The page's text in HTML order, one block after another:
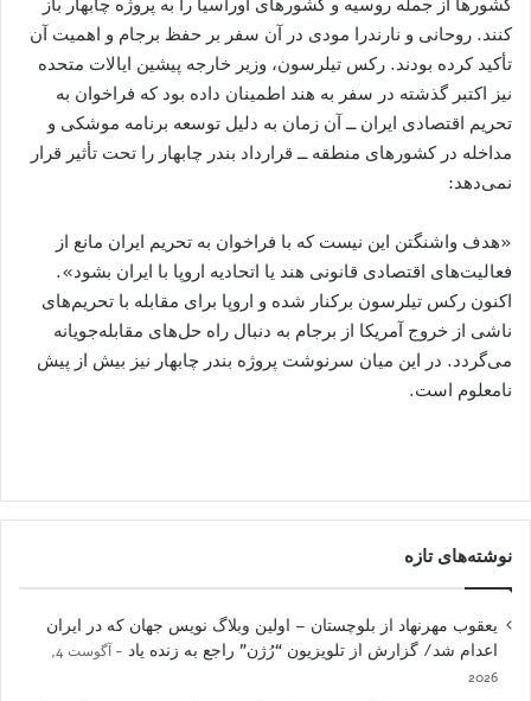
کنند. روحانی و نارندرا مودی در آن سفر بر حفظ برجام و اهمیت آن
تأکید کرده بودند. رکس تیلرسون، وزیر خارجه پیشین ایالات متحده
نیز اکتبر گذشته در سفر به هند اطمینان داده بود که فراخوان به
تحریم اقتصادی ایران ــ آن زمان به دلیل توسعه برنامه موشکی و
مداخله در کشورهای منطقه ــ قرارداد بندر چابهار را تحت تأثیر قرار
نمی‌دهد:
«هدف واشنگتن این نیست که با فراخوان به تحریم ایران مانع از
فعالیت‌‌های اقتصادی قانونی هند یا اتحادیه اروپا با ایران بشود».
اکنون رکس تیلرسون برکنار شده و اروپا برای مقابله با تحریم‌های
ناشی از خروج آمریکا از برجام به دنبال راه‌ حل‌های مقابله‌جویانه
می‌گردد. در این میان سرنوشت پروژه بندر چابهار نیز بیش از پیش
نامعلوم است.
نوشته‌های تازه
یعقوب مهرنهاد از بلوچستان – اولین وبلاگ نویس جهان که در ایران
اعدام شد/ گزارش از تلویزیون “رُژن” راجع به زنده یاد
آگوست 4,
2026